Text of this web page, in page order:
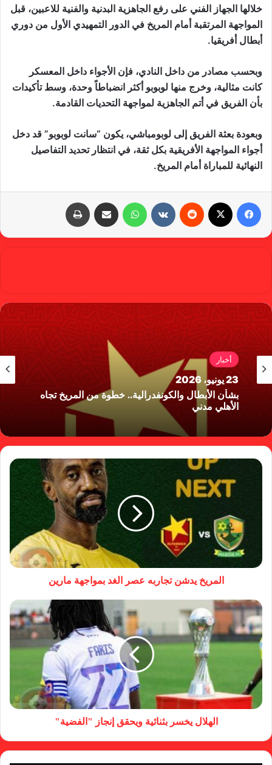
خلالها الجهاز الفني على رفع الجاهزية البدنية والفنية للاعبين، قبل
المواجهة المرتقبة أمام المريخ في الدور التمهيدي الأول من دوري
أبطال أفريقيا.
وبحسب مصادر من داخل النادي، فإن الأجواء داخل المعسكر
كانت مثالية، وخرج منها لوبوبو أكثر انضباطاً وحدة، وسط تأكيدات
بأن الفريق في أتم الجاهزية لمواجهة التحديات القادمة.
وبعودة بعثة الفريق إلى لوبومباشي، يكون “سانت لوبوبو” قد دخل
أجواء المواجهة الأفريقية بكل ثقة، في انتظار تحديد التفاصيل
النهائية للمباراة أمام المريخ.
واتساب
أخبار
23 يونيو، 2026
بشأن الأبطال والكونفدرالية.. خطوة من المريخ تجاه
الأهلي مدني
المريخ يدشن تجاربه عصر الغد بمواجهة مارين
الهلال يخسر بثنائية ويحقق إنجاز "الفضية"